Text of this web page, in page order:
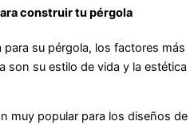
construir tu pérgola
para su pérgola, los factores más
son su estilo de vida y la estética
muy popular para los diseños de